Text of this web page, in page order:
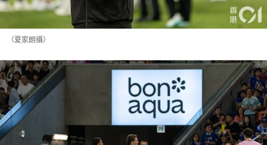
（夏家朗攝）